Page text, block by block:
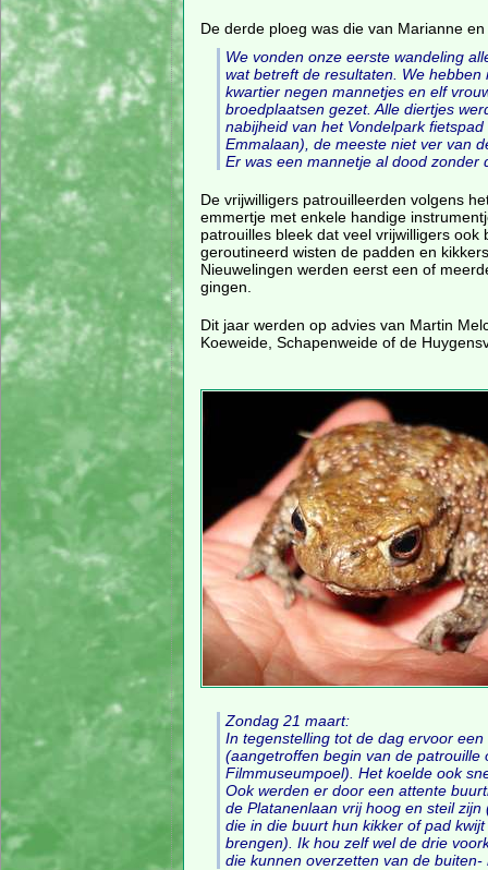
De derde ploeg was die van Marianne
We vonden onze eerste wandeling
wat betreft de resultaten. We hebben
kwartier negen mannetjes en elf
broedplaatsen gezet. Alle diertjes
nabijheid van het Vondelpark
Emmalaan), de meeste niet ver van
Er was een mannetje al dood zonder
De vrijwilligers patrouilleerden volgens
emmertje met enkele handige
patrouilles bleek dat veel vrijwilligers
geroutineerd wisten de padden en
Nieuwelingen werden eerst een of
gingen.
Dit jaar werden op advies van Martin
Koeweide, Schapenweide of de
Zondag 21 maart:
In tegenstelling tot de dag ervoor
(aangetroffen begin van de patrouille
Filmmuseumpoel). Het koelde ook
Ook werden er door een attente
de Platanenlaan vrij hoog en steil
die in die buurt hun kikker of pad
brengen). Ik hou zelf wel de drie
die kunnen overzetten van de